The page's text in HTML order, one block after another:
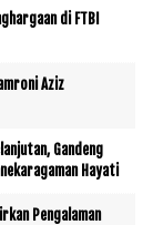
di FTBI
Aziz
Gandeng
Hayati
Pengalaman